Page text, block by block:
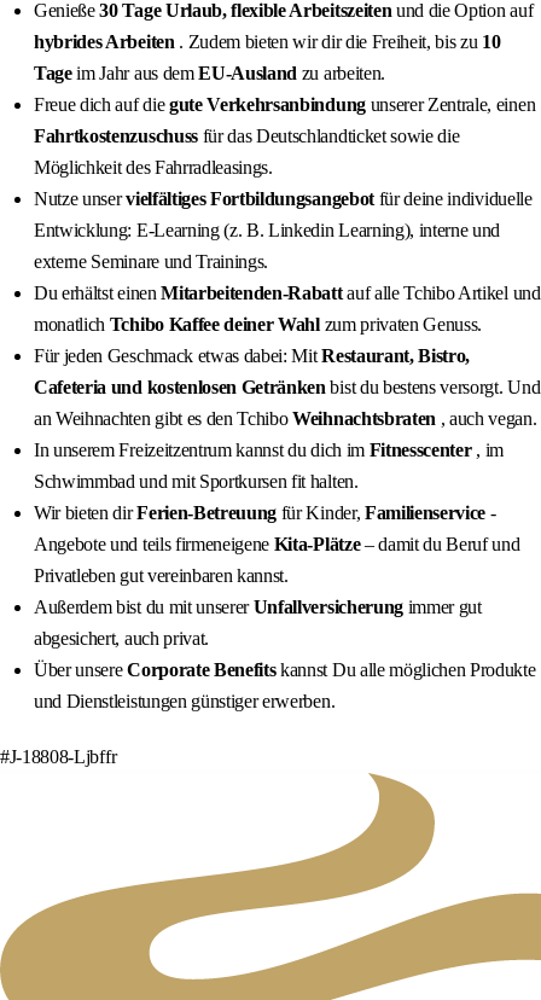
Genieße30 Tage Urlaub, flexible Arbeitszeiten und die Option auf
hybrides Arbeiten . Zudem bieten wir dir die Freiheit, bis zu 10
Tageim Jahr aus demEU-Ausland zu arbeiten.
Freue dich auf diegute Verkehrsanbindung unserer Zentrale, einen
Fahrtkostenzuschuss für das Deutschlandticket sowie die
Möglichkeit des Fahrradleasings.
Nutze unservielfältiges Fortbildungsangebot für deine individuelle
Entwicklung: E-Learning (z. B. Linkedin Learning), interne und
externe Seminare und Trainings.
Du erhältst einenMitarbeitenden-Rabattauf alle Tchibo Artikel und
monatlich Tchibo Kaffee deiner Wahl zum privaten Genuss.
Für jeden Geschmack etwas dabei: MitRestaurant, Bistro,
Cafeteria und kostenlosen Getränkenbist du bestens versorgt. Und
an Weihnachten gibt es den TchiboWeihnachtsbraten , auch vegan.
In unserem Freizeitzentrum kannst du dich im Fitnesscenter , im
Schwimmbad und mit Sportkursen fit halten.
Wir bieten dirFerien-Betreuung für Kinder, Familienservice -
Angebote und teils firmeneigene Kita-Plätze– damit du Beruf und
Privatleben gut vereinbaren kannst.
Außerdem bist du mit unsererUnfallversicherung immer gut
abgesichert, auch privat.
Über unsereCorporate Benefitskannst Du alle möglichen Produkte
und Dienstleistungen günstiger erwerben.
#J-18808-Ljbffr